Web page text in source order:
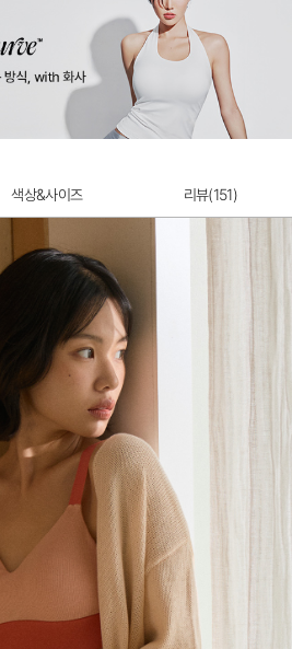
색상&사이즈 리뷰(151)